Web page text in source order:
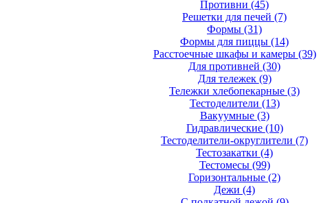
Противни (45)
Решетки для печей (7)
Формы (31)
Формы для пиццы (14)
Расстоечные шкафы и камеры (39)
Для противней (30)
Для тележек (9)
Тележки хлебопекарные (3)
Тестоделители (13)
Вакуумные (3)
Гидравлические (10)
Тестоделители-округлители (7)
Тестозакатки (4)
Тестомесы (99)
Горизонтальные (2)
Дежи (4)